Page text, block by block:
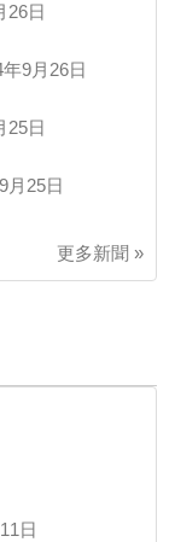
26日
年9月26日
25日
月25日
更多新聞 »
日